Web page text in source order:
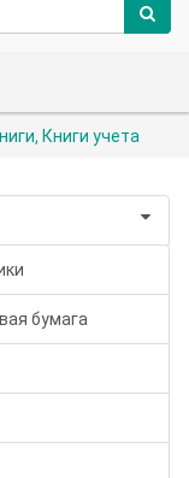
Книги учета
бумага